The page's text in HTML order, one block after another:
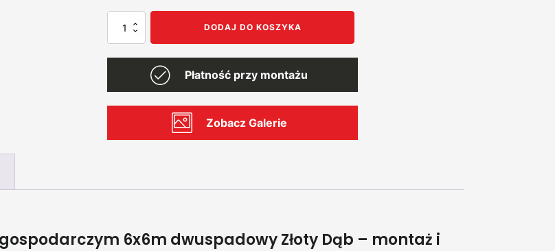
ilość
dwuspadowy,
jednostanowiskowy,
DODAJ DO KOSZYKA
Płatność przy montażu
Zobacz Galerie
6x6m dwuspadowy Złoty Dąb – montaż i